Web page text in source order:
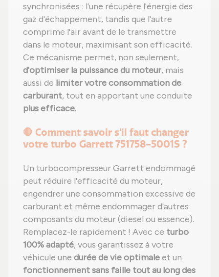
synchronisées : l'une récupère l'énergie des
gaz d'échappement, tandis que l'autre
comprime l'air avant de le transmettre
dans le moteur, maximisant son efficacité.
Ce mécanisme permet, non seulement,
d'optimiser la puissance du moteur, mais
aussi de limiter votre consommation de
carburant, tout en apportant une conduite
plus efficace.
🛑 Comment savoir s'il faut changer
votre turbo Garrett 751758-5001S ?
Un turbocompresseur Garrett endommagé
peut réduire l'efficacité du moteur,
engendrer une consommation excessive de
carburant et même endommager d'autres
composants du moteur (diesel ou essence).
Remplacez-le rapidement ! Avec ce turbo
100% adapté, vous garantissez à votre
véhicule une durée de vie optimaleet un
fonctionnement sans faille tout au long des